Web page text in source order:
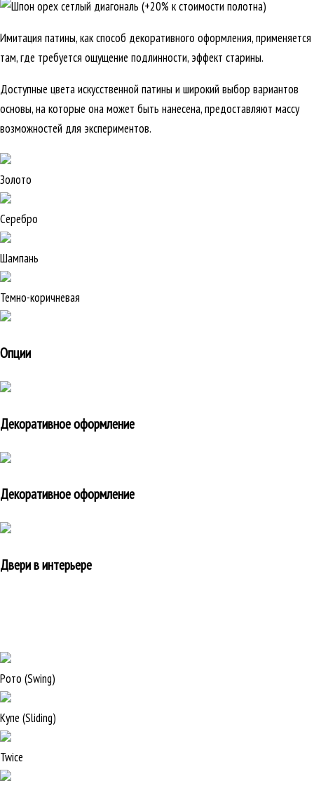
Имитация патины, как способ декоративного оформления, применяется
там, где требуется ощущение подлинности, эффект старины.
Доступные цвета искусственной патины и широкий выбор вариантов
основы, на которые она может быть нанесена, предоставляют массу
возможностей для экспериментов.
Золото
Серебро
Шампань
Темно-коричневая
Опции
Декоративное оформление
Декоративное оформление
Двери в интерьере
Рото (Swing)
Купе (Sliding)
Twice